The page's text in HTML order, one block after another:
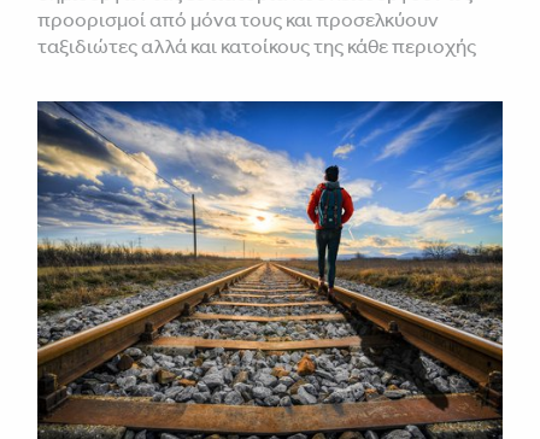
προορισμοί από μόνα τους και προσελκύουν
ταξιδιώτες αλλά και κατοίκους της κάθε περιοχής